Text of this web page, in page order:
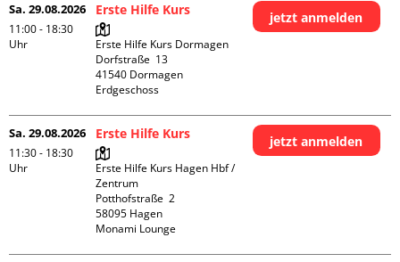
Sa. 29.08.2026
11:00 - 18:30
Uhr
Erste Hilfe Kurs
Erste Hilfe Kurs Dormagen
Dorfstraße  13
41540 Dormagen
Erdgeschoss
jetzt anmelden
Sa. 29.08.2026
11:30 - 18:30
Uhr
Erste Hilfe Kurs
Erste Hilfe Kurs Hagen Hbf /
Zentrum
Potthofstraße  2
58095 Hagen
Monami Lounge
jetzt anmelden